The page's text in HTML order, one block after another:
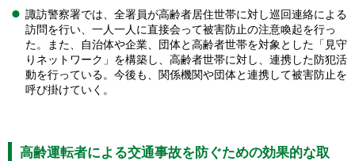
諏訪警察署では、全署員が高齢者居住世帯に対し巡回連絡による
訪問を行い、一人一人に直接会って被害防止の注意喚起を行っ
た。また、自治体や企業、団体と高齢者世帯を対象とした「見守
りネットワーク」を構築し、高齢者世帯に対し、連携した防犯活
動を行っている。今後も、関係機関や団体と連携して被害防止を
呼び掛けていく。
高齢運転者による交通事故を防ぐための効果的な取